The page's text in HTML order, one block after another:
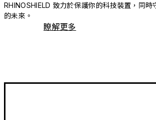
RHINOSHIELD 致力於保護你的科技裝置，同
的未來。
瞭解更多